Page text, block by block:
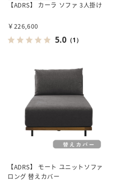
【ADRS】 カーラ ソファ 3人掛け
￥226,600
5.0 （1）
【ADRS】 モート ユニットソファ
ロング 替えカバー